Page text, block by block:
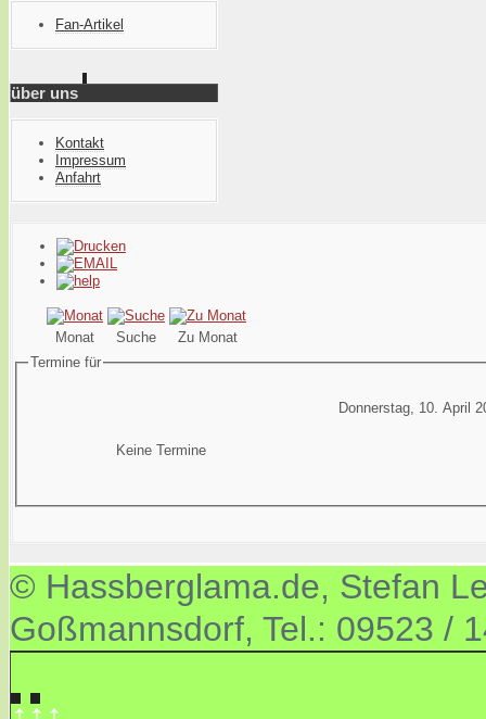
Fan-Artikel
über uns
Kontakt
Impressum
Anfahrt
Monat Suche
Zu Monat
Termine für
Donnerstag, 10. April
Keine Termine
© Hassberglama.de, Stefan
Goßmannsdorf, Tel.: 09523 /